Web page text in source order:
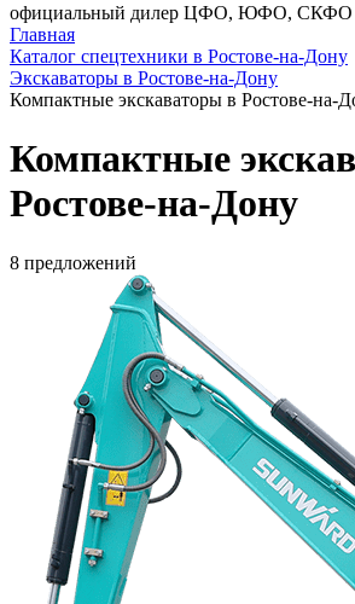
официальный дилер ЦФО, ЮФО, СКФО
Главная
Каталог спецтехники в Ростове-на-Дону
Экскаваторы в Ростове-на-Дону
Компактные экскаваторы в Ростове-на-
Компактные
Ростове-на-Дону
8 предложений